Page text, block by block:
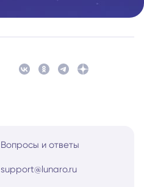
Вопросы и ответы
support@lunaro.ru